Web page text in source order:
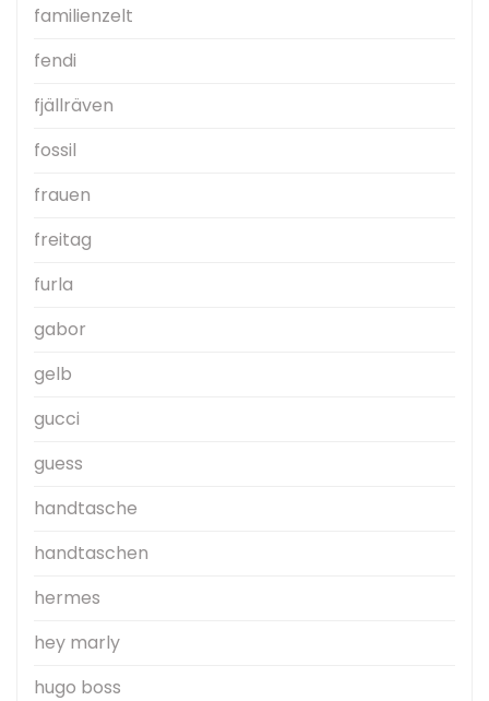
familienzelt
fendi
fjällräven
fossil
frauen
freitag
furla
gabor
gelb
gucci
guess
handtasche
handtaschen
hermes
hey marly
hugo boss